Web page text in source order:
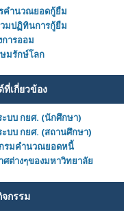
คำนวณยอดกู้ยืม
มปฏิทินการกู้ยืม
การออม
ษมรักษ์โลก
ที่เกี่ยวข้อง
ะบบ กยศ. (นักศึกษา)
ะบบ กยศ. (สถานศึกษา)
รมคำนวณยอดหนี้
ศต่างๆของมหาวิทยาลัย
กรรม